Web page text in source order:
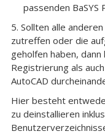
passenden BaSYS
5. Sollten alle
zutreffen oder die
geholfen haben,
Registrierung als
AutoCAD
Hier besteht
zu deinstallieren